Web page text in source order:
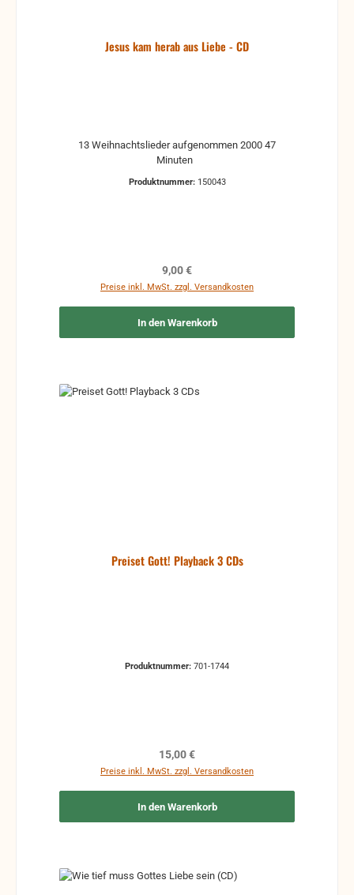
Jesus kam herab aus Liebe - CD
13 Weihnachtslieder aufgenommen 2000 47
Produktnummer: 150043
Regulärer Preis:
9,00 €
Preise inkl. MwSt. zzgl. Versandkosten
In den Warenkorb
Preiset Gott! Playback 3 CDs
Produktnummer: 701-1744
Regulärer Preis:
15,00 €
Preise inkl. MwSt. zzgl. Versandkosten
In den Warenkorb